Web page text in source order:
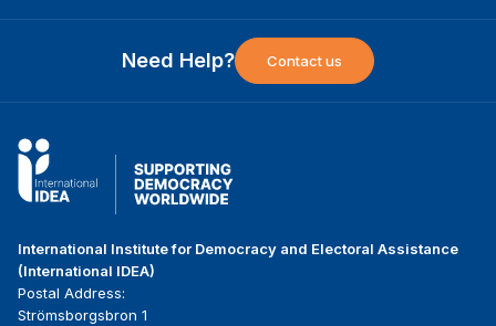
Need Help? Contact us
International Institute for Democracy and Electoral Assistance
(International IDEA)
Postal Address:
Strömsborgsbron 1